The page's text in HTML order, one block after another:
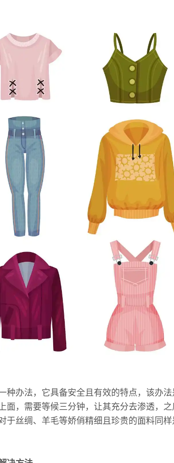
种办法，它具备安全且有效的特点，该办
面，需要等候三分钟，让其充分去渗透，
于丝绸、羊毛等娇俏精细且珍贵的面料同